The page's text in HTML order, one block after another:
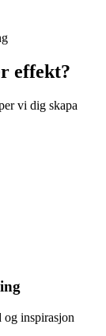
effekt?
vi dig skapa
inspirasjon